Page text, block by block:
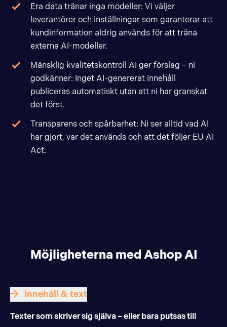
Era data tränar inga modeller: Vi väljer
leverantörer och inställningar som garanterar att
kundinformation aldrig används för att träna
externa AI-modeller.
Mänsklig kvalitetskontroll AI ger förslag – ni
godkänner: Inget AI-genererat innehåll
publiceras automatiskt utan att ni har granskat
det först.
Transparens och spårbarhet: Ni ser alltid vad AI
har gjort, var det används och att det följer EU AI
Act.
Möjligheterna med Ashop AI
Innehåll & text
Texter som skriver sig själva – eller bara putsas till